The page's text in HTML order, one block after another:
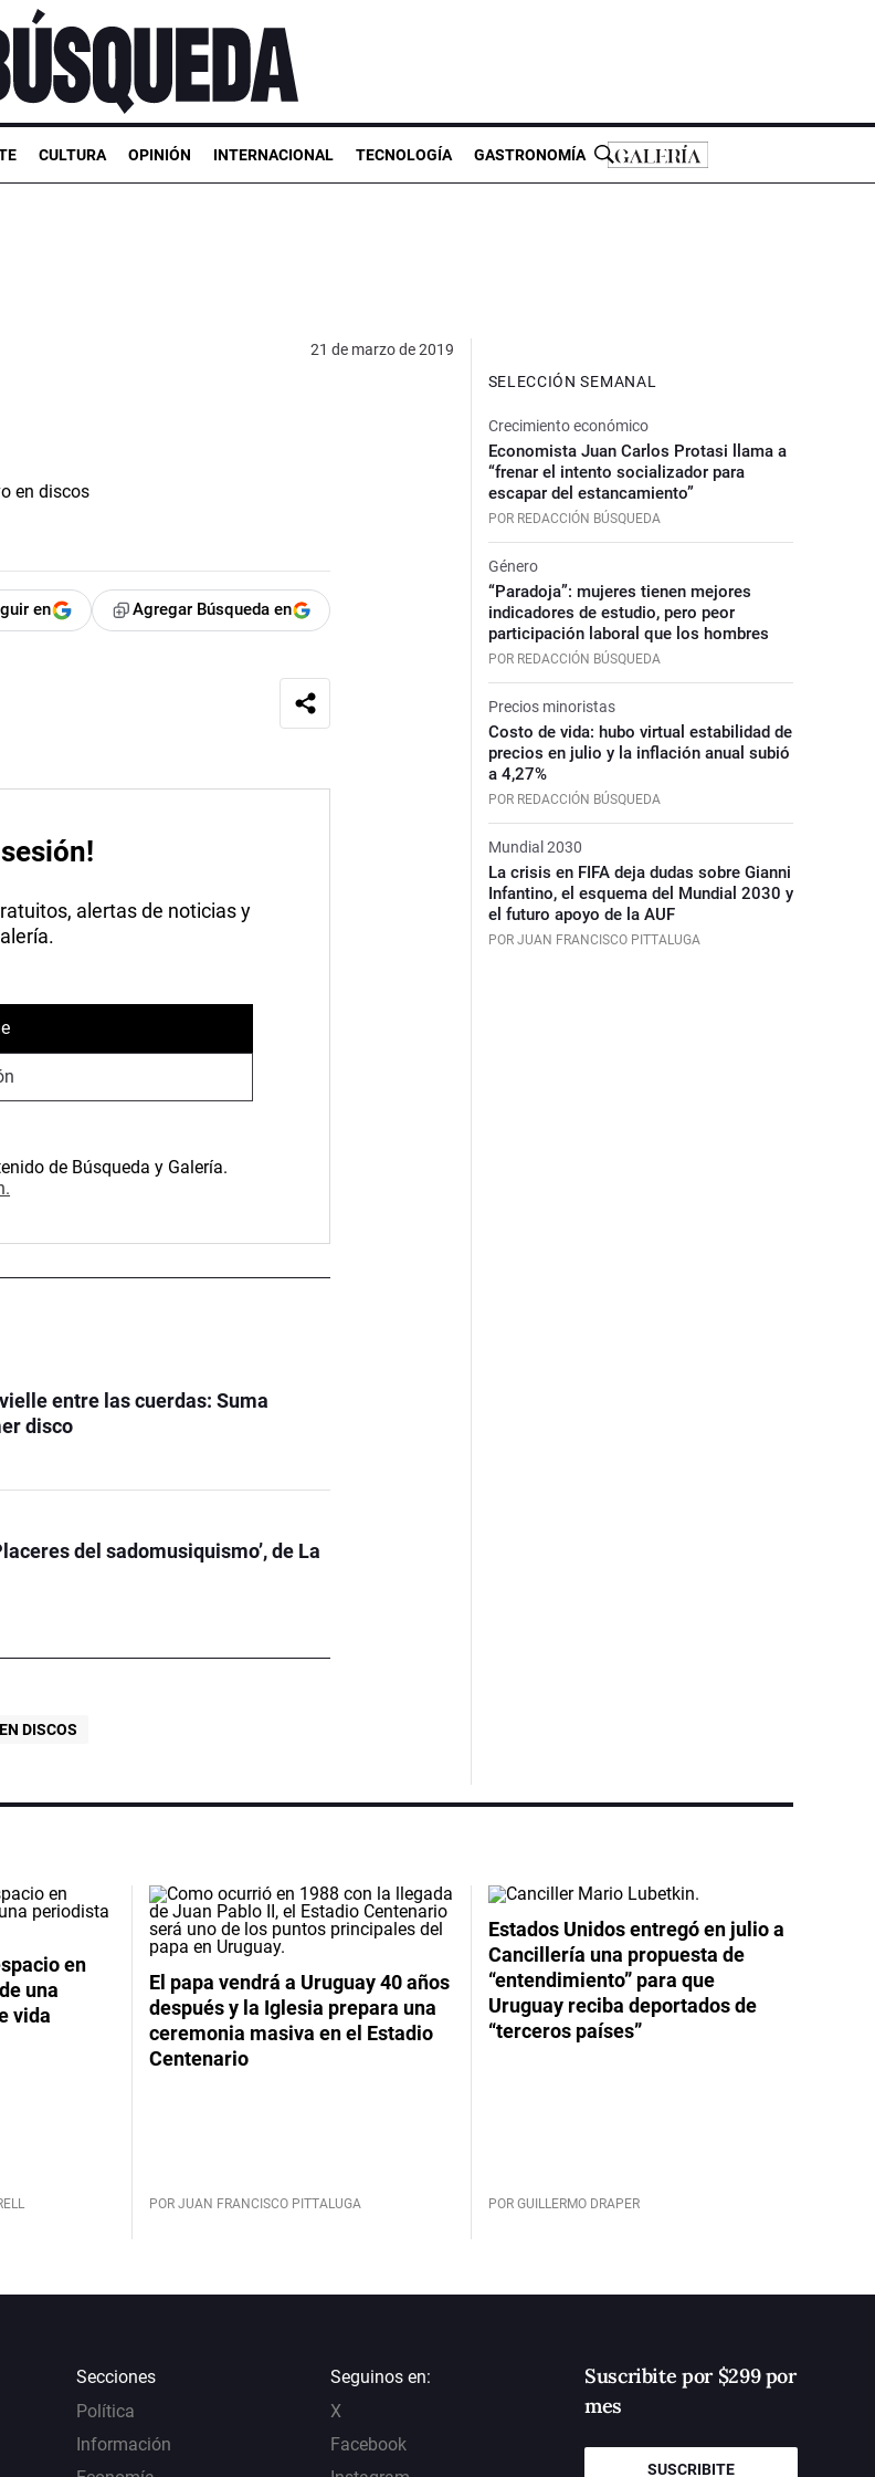
CULTURA OPINIÓN INTERNACIONAL TECNOLOGÍA GASTRONOMÍA
21 de marzo de 2019
en Agregar Búsqueda en
alertas de noticias y
de Búsqueda y Galería.
entre las cuerdas: Suma
disco
del sadomusiquismo’, de La
DISCOS
SELECCIÓN SEMANAL
Crecimiento económico
Economista Juan Carlos Protasi llama a
“frenar el intento socializador para
escapar del estancamiento”
POR REDACCIÓN BÚSQUEDA
Género
“Paradoja”: mujeres tienen mejores
indicadores de estudio, pero peor
participación laboral que los hombres
POR REDACCIÓN BÚSQUEDA
Precios minoristas
Costo de vida: hubo virtual estabilidad de
precios en julio y la inflación anual subió
a 4,27%
POR REDACCIÓN BÚSQUEDA
Mundial 2030
La crisis en FIFA deja dudas sobre Gianni
Infantino, el esquema del Mundial 2030 y
el futuro apoyo de la AUF
POR JUAN FRANCISCO PITTALUGA
en
una
vida
El papa vendrá a Uruguay 40 años
después y la Iglesia prepara una
ceremonia masiva en el Estadio
Centenario
POR JUAN FRANCISCO PITTALUGA
Estados Unidos entregó en julio a
Cancillería una propuesta de
“entendimiento” para que
Uruguay reciba deportados de
“terceros países”
POR GUILLERMO DRAPER
Secciones
Política
Información
Seguinos en:
X
Facebook
Suscribite por $299 por
mes
SUSCRIBITE